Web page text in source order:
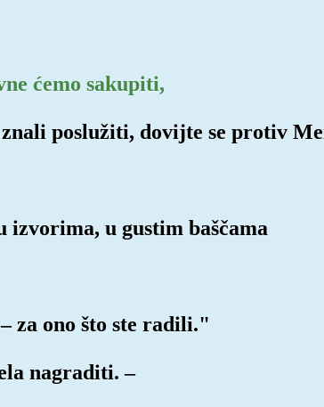
ćemo sakupiti,
poslužiti, dovijte se protiv
izvorima, u gustim baščama
za ono što ste radili."
nagraditi. –